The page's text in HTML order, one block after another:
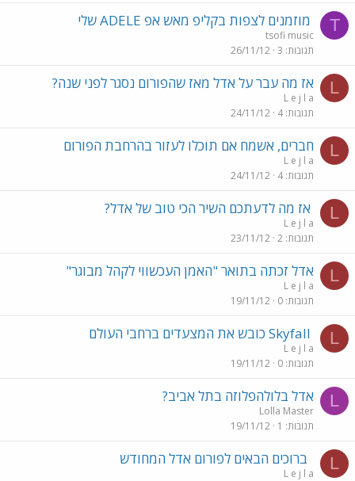
T מוזמנים לצפות בקליפ מאש אפ ADELE שלי
tsofi music
תגובות 3
26/11/12
L אז מה עבר על אדל מאז שהפורום נסגר לפני שנה?
L e j l a
תגובות 4
24/11/12
L חברים, אשמח אם תוכלו לעזור בהרחבת הפורום
L e j l a
תגובות 4
24/11/12
L אז מה לדעתכם השיר הכי טוב של אדל?
L e j l a
תגובות 2
23/11/12
L אדל זכתה בתואר "האמן העכשווי לקהל מבוגר"
L e j l a
תגובות 0
19/11/12
L
L e j l a
תגובות 0
19/11/12
L אדל בלולהפלוזה בתל אביב?
Lolla Master
תגובות 1
19/11/12
L ברוכים הבאים לפורום אדל המחודש
L e j l a